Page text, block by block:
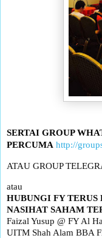
SERTAI GROUP
PERCUMA http://
ATAU GROUP
atau
HUBUNGI FY TERUS
NASIHAT SAHAM
Faizal Yusup @ FY Al
UITM Shah Alam BBA